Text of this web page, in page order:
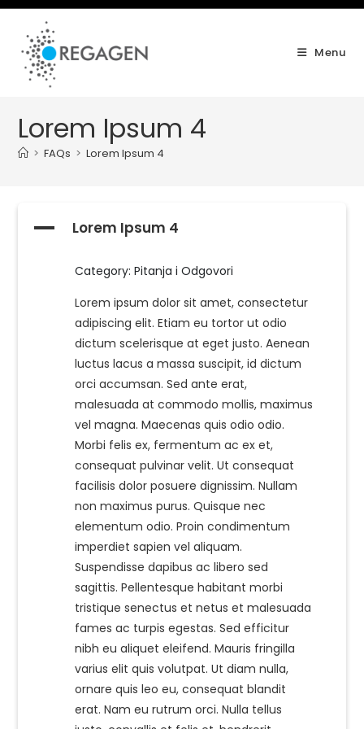
Skip
content
Menu
Lorem Ipsum 4
> FAQs > Lorem Ipsum 4
A Lorem Ipsum 4
Category: Pitanja i Odgovori
Lorem ipsum dolor sit amet, consectetur
adipiscing elit. Etiam eu tortor ut odio
dictum scelerisque at eget justo. Aenean
luctus lacus a massa suscipit, id dictum
orci accumsan. Sed ante erat,
malesuada at commodo mollis, maximus
vel magna. Maecenas quis odio odio.
Morbi felis ex, fermentum ac ex et,
consequat pulvinar velit. Ut consequat
facilisis dolor posuere dignissim. Nullam
non maximus purus. Quisque nec
elementum odio. Proin condimentum
imperdiet sapien vel aliquam.
Suspendisse dapibus ac libero sed
sagittis. Pellentesque habitant morbi
tristique senectus et netus et malesuada
fames ac turpis egestas. Sed efficitur
nibh eu aliquet eleifend. Mauris fringilla
varius elit quis volutpat. Ut diam nulla,
ornare quis leo eu, consequat blandit
erat. Nam eu rutrum orci. Nulla tellus